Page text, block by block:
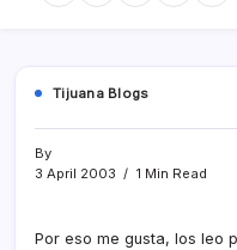
Tijuana Blogs
By
3 April 2003
1 Min Read
Por eso me gusta, los leo